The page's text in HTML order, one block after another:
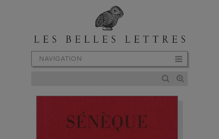
NAVIGATION